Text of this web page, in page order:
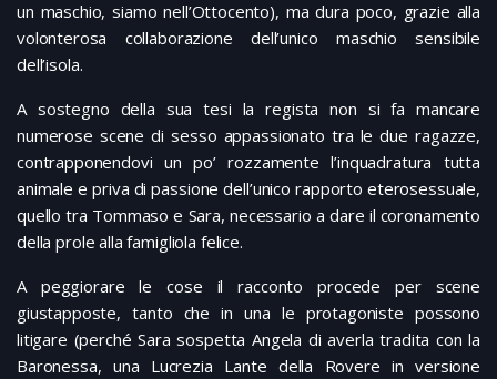
un maschio, siamo nell’Ottocento), ma dura poco, grazie alla
volonterosa collaborazione dell’unico maschio sensibile
dell’isola.
A sostegno della sua tesi la regista non si fa mancare
numerose scene di sesso appassionato tra le due ragazze,
contrapponendovi un po’ rozzamente l’inquadratura tutta
animale e priva di passione dell’unico rapporto eterosessuale,
quello tra Tommaso e Sara, necessario a dare il coronamento
della prole alla famigliola felice.
A peggiorare le cose il racconto procede per scene
giustapposte, tanto che in una le protagoniste possono
litigare (perché Sara sospetta Angela di averla tradita con la
Baronessa, una Lucrezia Lante della Rovere in versione